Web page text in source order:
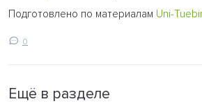
Подготовлено по материалам Uni-
0
Ещё в разделе